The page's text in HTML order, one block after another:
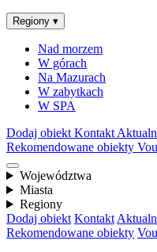
Regiony ▾
Nad morzem
W górach
Na Mazurach
W zabytkach
W SPA
Dodaj obiekt Kontakt
Rekomendowane obiekty
Województwa
Miasta
Regiony
Dodaj obiekt Kontakt
Rekomendowane obiekty